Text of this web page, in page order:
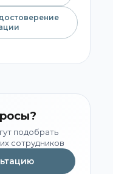
подобрать
сотрудников